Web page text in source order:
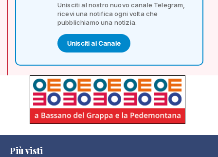
Unisciti al nostro nuovo canale Telegram,
ricevi una notifica ogni volta che
pubblichiamo una notizia.
Unisciti al Canale
Più visti